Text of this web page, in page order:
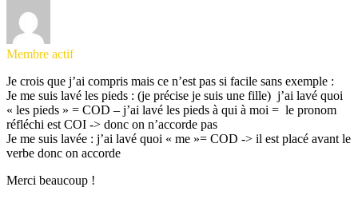
Membre actif
Je crois que j’ai compris mais ce n’est pas si facile sans exemple :
Je me suis lavé les pieds : (je précise je suis une fille) j’ai lavé quoi
« les pieds » = COD – j’ai lavé les pieds à qui à moi = le pronom
réfléchi est COI -> donc on n’accorde pas
Je me suis lavée : j’ai lavé quoi « me »= COD -> il est placé avant le
verbe donc on accorde
Merci beaucoup !